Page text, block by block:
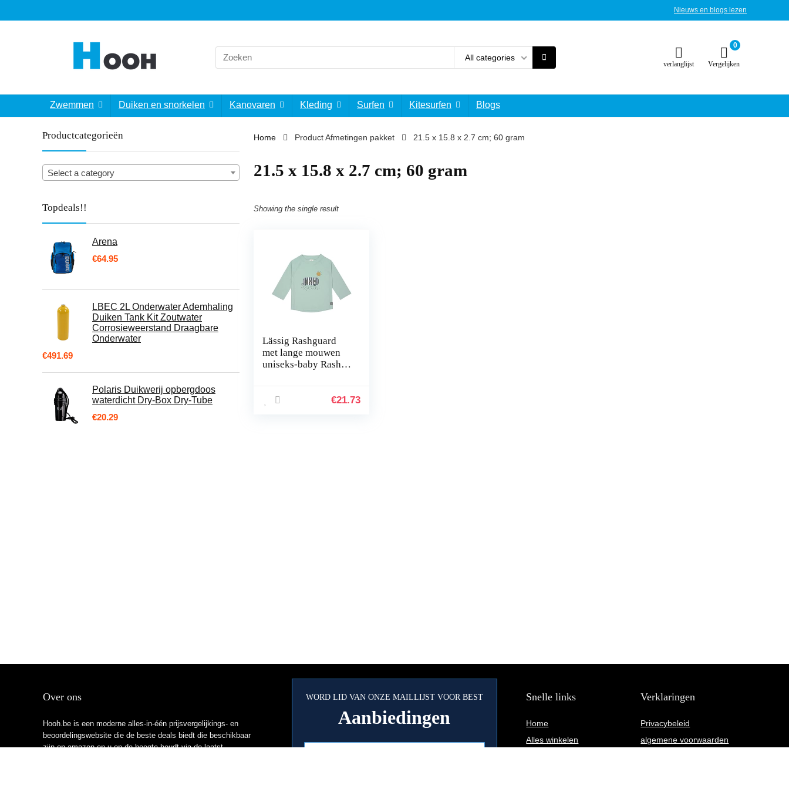
Nieuws en blogs lezen
Search
for:
All categories
verlanglijst
0
Vergelijken
Zwemmen Duiken en snorkelen Kanovaren Kleding Surfen Kitesurfen Blogs
Productcategorieën
Select a category
Topdeals!!
Arena
€64.95
LBEC 2L Onderwater Ademhaling
Duiken Tank Kit Zoutwater
Corrosieweerstand Draagbare
Onderwater
€491.69
Polaris Duikwerij opbergdoos
waterdicht Dry-Box Dry-Tube
€20.29
Home Product Afmetingen pakket ‎21.5 x 15.8 x 2.7 cm; 60 gram
‎21.5 x 15.8 x 2.7 cm; 60 gram
Showing the single result
Lässig Rashguard
met lange mouwen
uniseks-baby Rash-
€21.73
Over ons
Hooh.be is een moderne alles-in-één prijsvergelijkings- en
beoordelingswebsite die de beste deals biedt die beschikbaar
zijn op amazon en u op de hoogte houdt via de laatst
WORD LID VAN ONZE MAILLIJST VOOR BEST
Aanbiedingen
Snelle links
Home
Alles winkelen
Verklaringen
Privacybeleid
algemene voorwaarden